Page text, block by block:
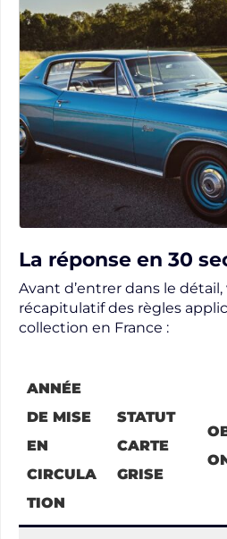
La réponse en 30
Avant d’entrer dans le
récapitulatif des règles
collection en France :
ANNÉE
DE MISE
EN
CIRCULA
TION
STATUT
CARTE
GRISE